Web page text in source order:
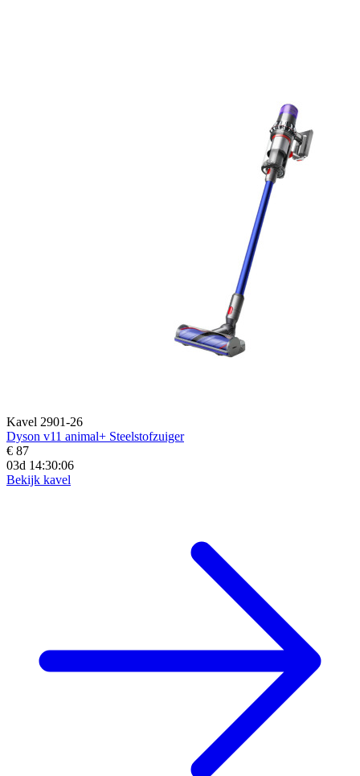
Kavel 2901-26
Dyson v11 animal+ Steelstofzuiger
€ 87
03d 14:30:04
Bekijk kavel